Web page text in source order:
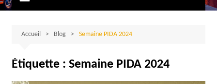
Accueil Blog Semaine PIDA 2024
Étiquette : Semaine PIDA 2024